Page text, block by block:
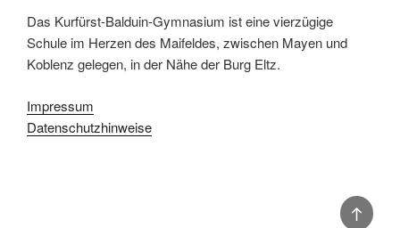
Back
Das Kurfürst-Balduin-Gymnasium ist eine vierzügige
Schule im Herzen des Maifeldes, zwischen Mayen und
Koblenz gelegen, in der Nähe der Burg Eltz.
Impressum
Datenschutzhinweise